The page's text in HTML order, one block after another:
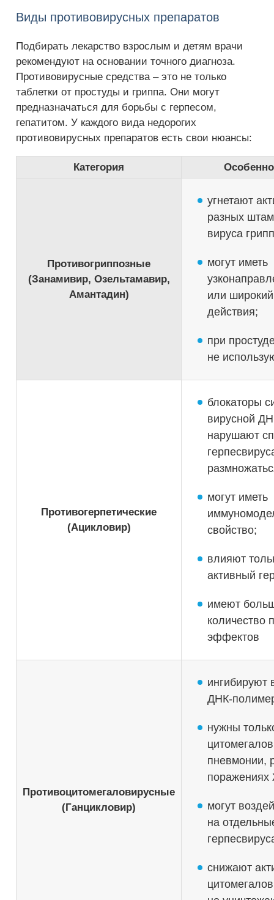
Виды противовирусных препаратов
Подбирать лекарство взрослым и детям врачи
рекомендуют на основании точного диагноза.
Противовирусные средства – это не только
таблетки от простуды и гриппа. Они могут
предназначаться для борьбы с герпесом,
гепатитом. У каждого вида недорогих
противовирусных препаратов есть свои нюансы:
Категория
Противогриппозные
(Занамивир, Озельтамавир,
Амантадин)
угнетают
разных
вируса
могут иметь
или широкий
действия;
при
не
Противогерпетические
(Ацикловир)
блокаторы
вирусной
нарушают
могут иметь
свойство;
влияют
активный
имеют
количество
эффектов
Противоцитомегаловирусные
(Ганцикловир)
ингибируют
ДНК-
нужны
пневмонии,
могут
на
снижают